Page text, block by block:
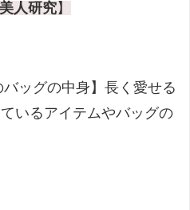
人研究】
バッグの中身】長く愛せる
いるアイテムやバッグの